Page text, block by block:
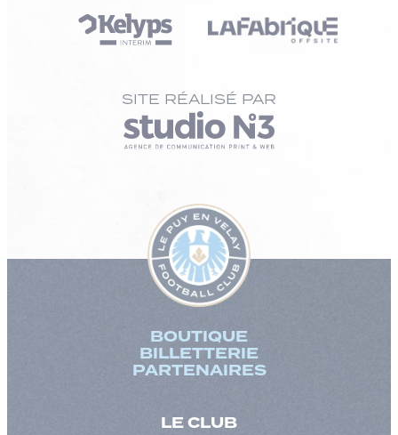
SITE RÉALISÉ PAR
BOUTIQUE
BILLETTERIE
PARTENAIRES
LE CLUB